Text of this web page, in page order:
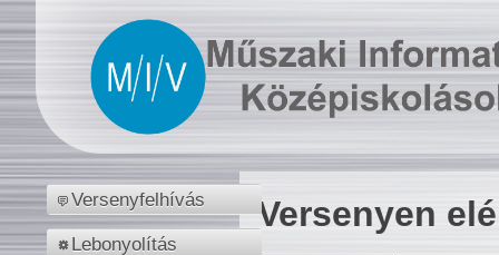
Versenyfelhívás
Lebonyolítás
Versenyen